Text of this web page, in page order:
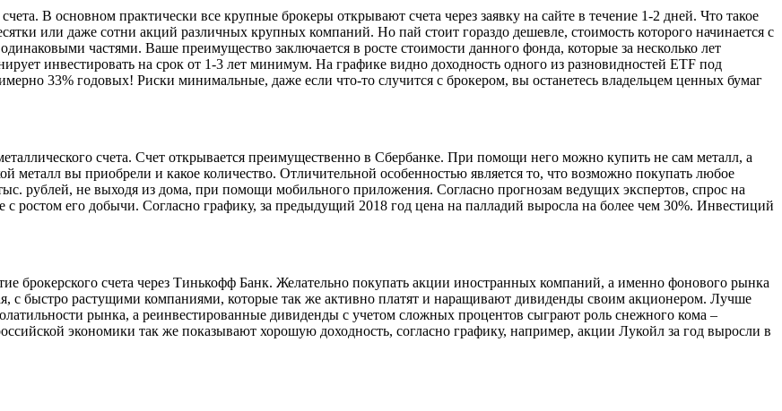
счета. В основном практически все крупные брокеры открывают счета через заявку на сайте в течение 1-2 дней. Что такое
или даже сотни акций различных крупных компаний. Но пай стоит гораздо дешевле, стоимость которого начинается с
частями. Ваше преимущество заключается в росте стоимости данного фонда, которые за несколько лет
инвестировать на срок от 1-3 лет минимум. На графике видно доходность одного из разновидностей ETF под
33% годовых! Риски минимальные, даже если что-то случится с брокером, вы останетесь владельцем ценных бумаг
счета. Счет открывается преимущественно в Сбербанке. При помощи него можно купить не сам металл, а
металл вы приобрели и какое количество. Отличительной особенностью является то, что возможно покупать любое
рублей, не выходя из дома, при помощи мобильного приложения. Согласно прогнозам ведущих экспертов, спрос на
с ростом его добычи. Согласно графику, за предыдущий 2018 год цена на палладий выросла на более чем 30%. Инвестиций
брокерского счета через Тинькофф Банк. Желательно покупать акции иностранных компаний, а именно фонового рынка
с быстро растущими компаниями, которые так же активно платят и наращивают дивиденды своим акционером. Лучше
рынка, а реинвестированные дивиденды с учетом сложных процентов сыграют роль снежного кома –
экономики так же показывают хорошую доходность, согласно графику, например, акции Лукойл за год выросли в